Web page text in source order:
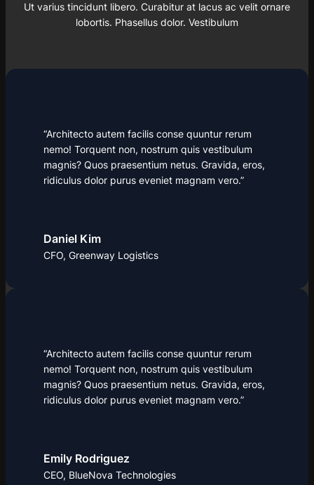
Ut varius tincidunt libero. Curabitur at lacus ac velit ornare
lobortis. Phasellus dolor. Vestibulum
“Architecto autem facilis conse quuntur rerum
nemo! Torquent non, nostrum quis vestibulum
magnis? Quos praesentium netus. Gravida, eros,
ridiculus dolor purus eveniet magnam vero.”
Daniel Kim
CFO, Greenway Logistics
“Architecto autem facilis conse quuntur rerum
nemo! Torquent non, nostrum quis vestibulum
magnis? Quos praesentium netus. Gravida, eros,
ridiculus dolor purus eveniet magnam vero.”
Emily Rodriguez
CEO, BlueNova Technologies